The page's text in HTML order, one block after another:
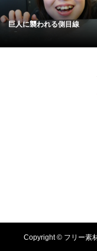
巨人に襲われる側目線
Copyright © フリー素